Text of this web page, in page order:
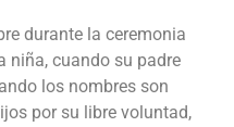
durante la ceremonia
niña, cuando su padre
los nombres son
por su libre voluntad,